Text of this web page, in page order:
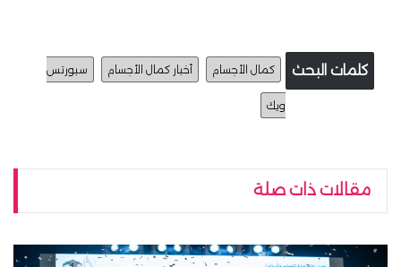
كلمات البحث كمال الأجسام أخبار كمال الأجسام سبورتس
ويك
مقالات ذات صلة